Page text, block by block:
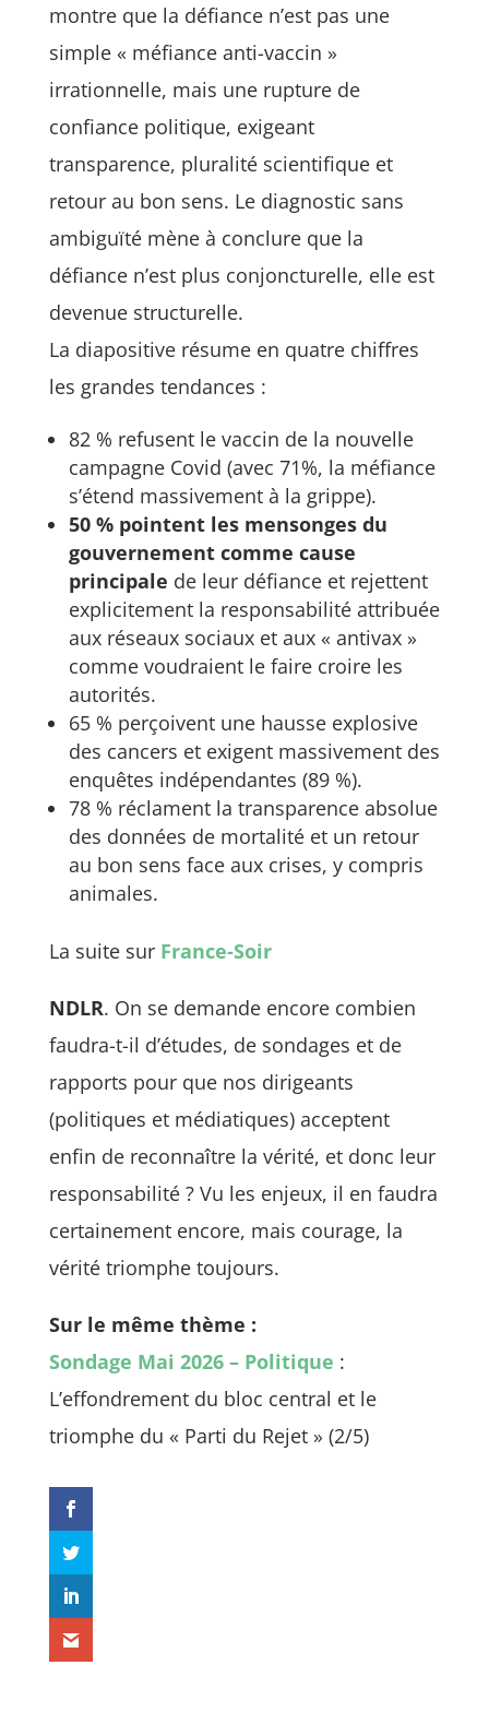
montre que la défiance n’est pas une
simple « méfiance anti-vaccin »
irrationnelle, mais une rupture de
confiance politique, exigeant
transparence, pluralité scientifique et
retour au bon sens. Le diagnostic sans
ambiguïté mène à conclure que la
défiance n’est plus conjoncturelle, elle est
devenue structurelle.
La diapositive résume en quatre chiffres
les grandes tendances :
82 % refusent le vaccin de la nouvelle
campagne Covid (avec 71%, la méfiance
s’étend massivement à la grippe).
50 % pointent les mensonges du
gouvernement comme cause
principale de leur défiance et rejettent
explicitement la responsabilité attribuée
aux réseaux sociaux et aux « antivax »
comme voudraient le faire croire les
autorités.
65 % perçoivent une hausse explosive
des cancers et exigent massivement des
enquêtes indépendantes (89 %).
78 % réclament la transparence absolue
des données de mortalité et un retour
au bon sens face aux crises, y compris
animales.
La suite sur France-Soir
NDLR. On se demande encore combien
faudra-t-il d’études, de sondages et de
rapports pour que nos dirigeants
(politiques et médiatiques) acceptent
enfin de reconnaître la vérité, et donc leur
responsabilité ? Vu les enjeux, il en faudra
certainement encore, mais courage, la
vérité triomphe toujours.
Sur le même thème :
Sondage Mai 2026 – Politique :
L’effondrement du bloc central et le
triomphe du « Parti du Rejet » (2/5)